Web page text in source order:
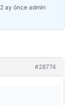
2 ay önce admin
#28774